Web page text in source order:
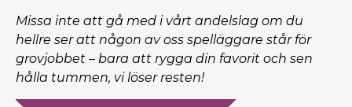
Missa inte att gå med i vårt andelslag om du
hellre ser att någon av oss spelläggare står för
grovjobbet – bara att rygga din favorit och sen
hålla tummen, vi löser resten!